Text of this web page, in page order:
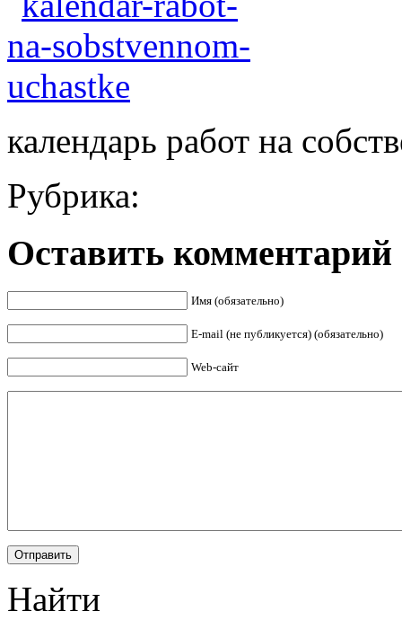
календарь работ на
Рубрика:
Оставить комментарий
Имя (обязательно)
E-mail (не публикуется) (обязательно)
Web-сайт
Найти